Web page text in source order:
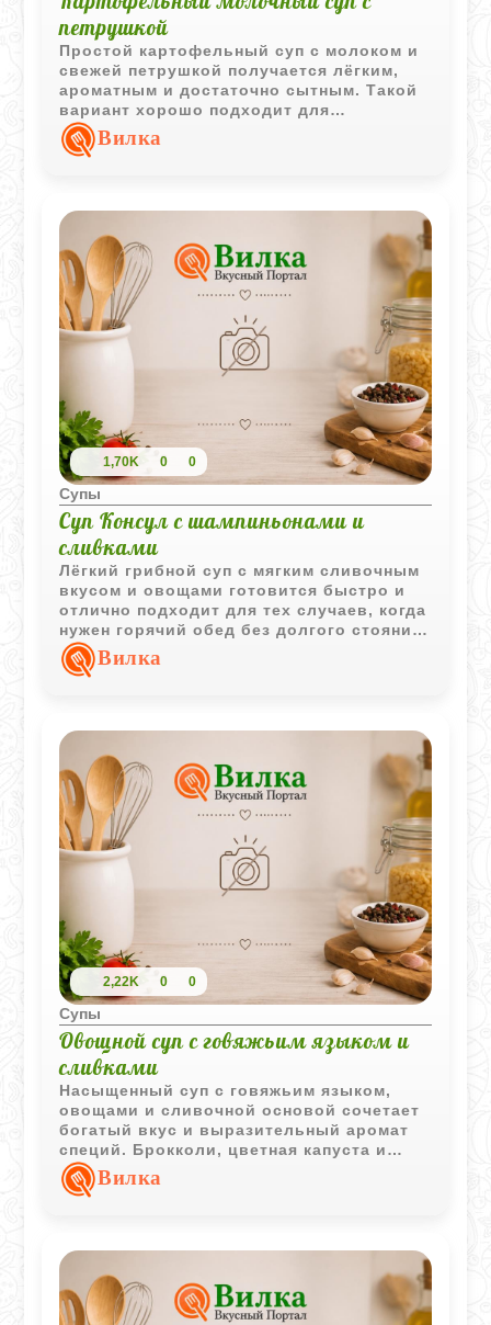
петрушкой
Простой картофельный суп с молоком и
свежей петрушкой получается лёгким,
ароматным и достаточно сытным. Такой
вариант хорошо подходит для
домашнего обеда и не требует сложных
ингредиентов.
Вилка
1,70K 0 0
Супы
Суп Консул с шампиньонами и
сливками
Лёгкий грибной суп с мягким сливочным
вкусом и овощами готовится быстро и
отлично подходит для тех случаев, когда
нужен горячий обед без долгого стояния
у плиты.Вилка
2,22K 0 0
Супы
Овощной суп с говяжьим языком и
сливками
Насыщенный суп с говяжьим языком,
овощами и сливочной основой сочетает
богатый вкус и выразительный аромат
специй. Брокколи, цветная капуста и
белое вино делают блюдо особенно
интересным и многогранным.
Вилка